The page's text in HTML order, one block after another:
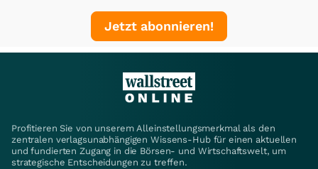
Jetzt abonnieren!
Profitieren Sie von unserem Alleinstellungsmerkmal als den
zentralen verlagsunabhängigen Wissens-Hub für einen aktuellen
und fundierten Zugang in die Börsen- und Wirtschaftswelt, um
strategische Entscheidungen zu treffen.